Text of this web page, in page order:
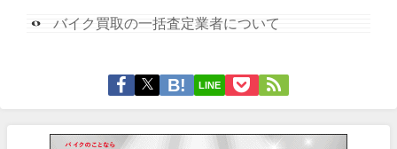
バイク買取の一括査定業者について
LINE